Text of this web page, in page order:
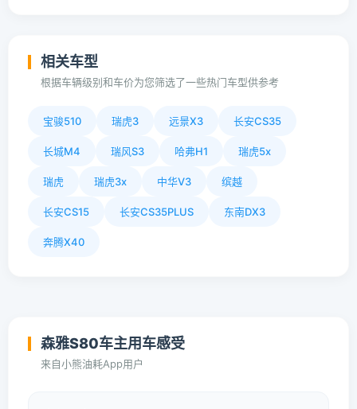
相关车型
根据车辆级别和车价为您筛选了一些热门车型供参考
宝骏510 瑞虎3 远景X3 长安CS35
长城M4 瑞风S3 哈弗H1 瑞虎5x
瑞虎 瑞虎3x 中华V3 缤越
长安CS15 长安CS35PLUS 东南DX3
奔腾X40
森雅S80车主用车感受
来自小熊油耗App用户